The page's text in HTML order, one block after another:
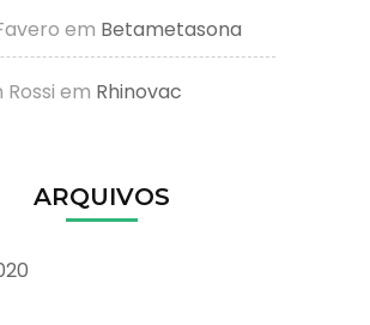
em Betametasona
Rossi em Rhinovac
ARQUIVOS